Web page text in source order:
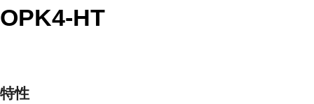
OPK4-HT
特性